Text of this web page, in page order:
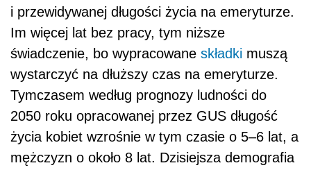
i przewidywanej długości życia na emeryturze.
Im więcej lat bez pracy, tym niższe
świadczenie, bo wypracowane składki muszą
wystarczyć na dłuższy czas na emeryturze.
Tymczasem według prognozy ludności do
2050 roku opracowanej przez GUS długość
życia kobiet wzrośnie w tym czasie o 5–6 lat, a
mężczyzn o około 8 lat. Dzisiejsza demografia